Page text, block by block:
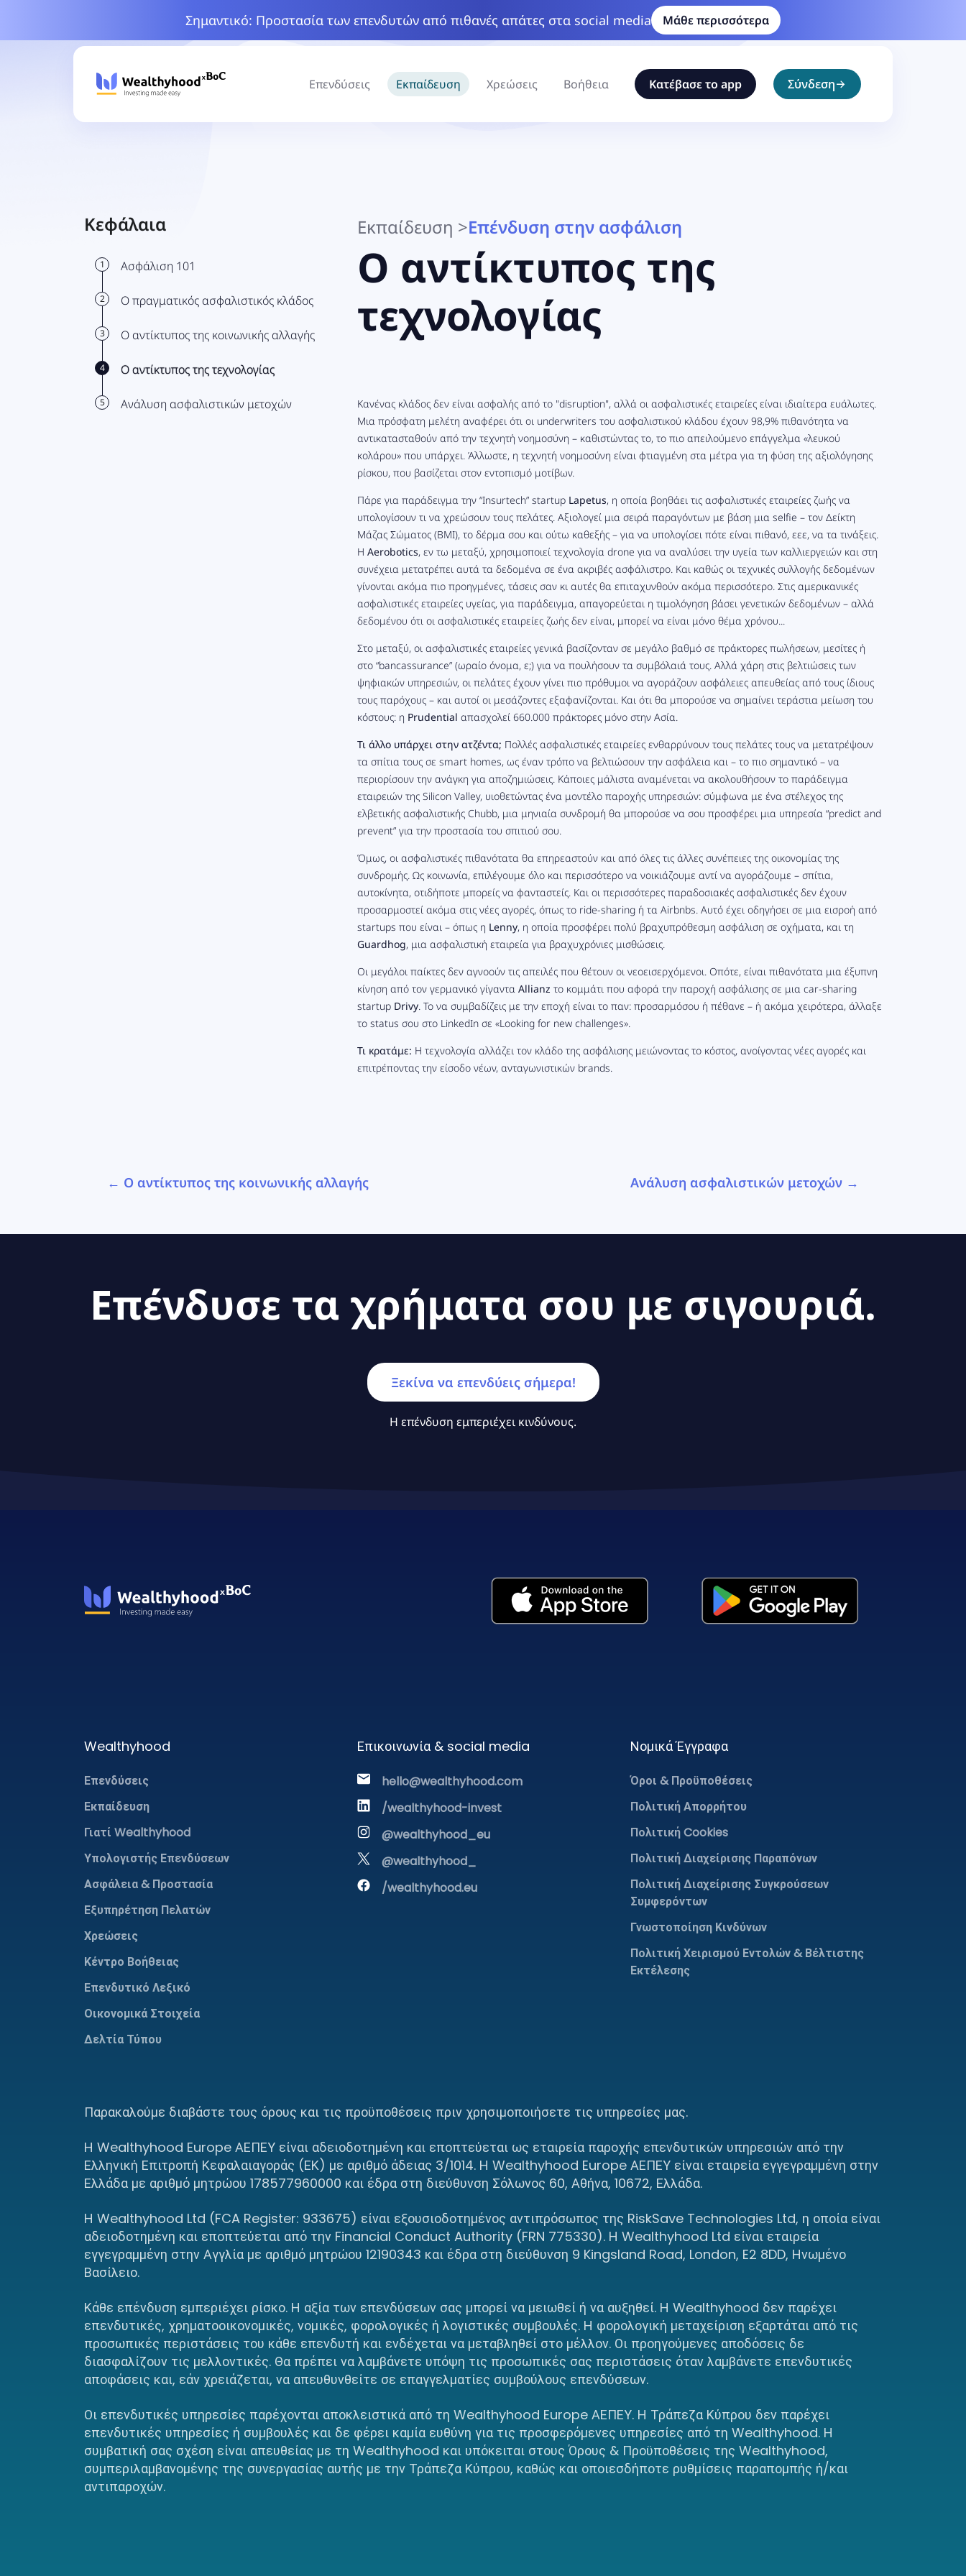
Σημαντικό: Προστασία των επενδυτών από πιθανές απάτες στα social media Μάθε περισσότερα
Επενδύσεις Εκπαίδευση Χρεώσεις Βοήθεια Κατέβασε το app Σύνδεση
Κεφάλαια
1 Ασφάλιση 101
2 Ο πραγματικός ασφαλιστικός κλάδος
3 Ο αντίκτυπος της κοινωνικής αλλαγής
4 Ο αντίκτυπος της τεχνολογίας
5 Ανάλυση ασφαλιστικών μετοχών
Εκπαίδευση >Επένδυση στην ασφάλιση
Ο αντίκτυπος της
τεχνολογίας
Κανένας κλάδος δεν είναι ασφαλής από το "disruption", αλλά οι ασφαλιστικές εταιρείες είναι ιδιαίτερα ευάλωτες.
Μια πρόσφατη μελέτη αναφέρει ότι οι underwriters του ασφαλιστικού κλάδου έχουν 98,9% πιθανότητα να
αντικατασταθούν από την τεχνητή νοημοσύνη – καθιστώντας το, το πιο απειλούμενο επάγγελμα «λευκού
κολάρου» που υπάρχει. Άλλωστε, η τεχνητή νοημοσύνη είναι φτιαγμένη στα μέτρα για τη φύση της αξιολόγησης
ρίσκου, που βασίζεται στον εντοπισμό μοτίβων.
Πάρε για παράδειγμα την “Insurtech” startup Lapetus, η οποία βοηθάει τις ασφαλιστικές εταιρείες ζωής να
υπολογίσουν τι να χρεώσουν τους πελάτες. Αξιολογεί μια σειρά παραγόντων με βάση μια selfie – τον Δείκτη
Μάζας Σώματος (BMI), το δέρμα σου και ούτω καθεξής – για να υπολογίσει πότε είναι πιθανό, εεε, να τα τινάξεις.
Η Aerobotics, εν τω μεταξύ, χρησιμοποιεί τεχνολογία drone για να αναλύσει την υγεία των καλλιεργειών και στη
συνέχεια μετατρέπει αυτά τα δεδομένα σε ένα ακριβές ασφάλιστρο. Και καθώς οι τεχνικές συλλογής δεδομένων
γίνονται ακόμα πιο προηγμένες, τάσεις σαν κι αυτές θα επιταχυνθούν ακόμα περισσότερο. Στις αμερικανικές
ασφαλιστικές εταιρείες υγείας, για παράδειγμα, απαγορεύεται η τιμολόγηση βάσει γενετικών δεδομένων – αλλά
δεδομένου ότι οι ασφαλιστικές εταιρείες ζωής δεν είναι, μπορεί να είναι μόνο θέμα χρόνου...
Στο μεταξύ, οι ασφαλιστικές εταιρείες γενικά βασίζονταν σε μεγάλο βαθμό σε πράκτορες πωλήσεων, μεσίτες ή
στο “bancassurance” (ωραίο όνομα, ε;) για να πουλήσουν τα συμβόλαιά τους. Αλλά χάρη στις βελτιώσεις των
ψηφιακών υπηρεσιών, οι πελάτες έχουν γίνει πιο πρόθυμοι να αγοράζουν ασφάλειες απευθείας από τους ίδιους
τους παρόχους – και αυτοί οι μεσάζοντες εξαφανίζονται. Και ότιθα μπορούσε να σημαίνει τεράστια μείωση του
κόστους: η Prudential απασχολεί 660.000 πράκτορες μόνο στην Ασία.
Τι άλλο υπάρχει στην ατζέντα; Πολλές ασφαλιστικές εταιρείες ενθαρρύνουν τους πελάτες τους να μετατρέψουν
τα σπίτια τους σε smart homes, ως έναν τρόπο να βελτιώσουν την ασφάλεια και – το πιο σημαντικό – να
περιορίσουν την ανάγκη για αποζημιώσεις. Κάποιες μάλιστα αναμένεται να ακολουθήσουν το παράδειγμα
εταιρειών της Silicon Valley, υιοθετώντας ένα μοντέλο παροχής υπηρεσιών: σύμφωνα με ένα στέλεχος της
ελβετικής ασφαλιστικής Chubb, μια μηνιαία συνδρομή θα μπορούσε να σου προσφέρει μια υπηρεσία “predict and
prevent” για την προστασία του σπιτιού σου.
Όμως, οι ασφαλιστικές πιθανότατα θα επηρεαστούν και από όλες τις άλλες συνέπειες της οικονομίας της
συνδρομής. Ως κοινωνία, επιλέγουμε όλο και περισσότερο να νοικιάζουμε αντί να αγοράζουμε – σπίτια,
αυτοκίνητα, οτιδήποτε μπορείς να φανταστείς. Και οι περισσότερες παραδοσιακές ασφαλιστικές δεν έχουν
προσαρμοστεί ακόμα στις νέες αγορές, όπως το ride-sharing ή τα Airbnbs. Αυτό έχει οδηγήσει σε μια εισροή από
startups που είναι– όπως η Lenny, η οποία προσφέρει πολύ βραχυπρόθεσμη ασφάλιση σε οχήματα, και τη
Guardhog, μια ασφαλιστική εταιρεία για βραχυχρόνιες μισθώσεις.
Οι μεγάλοι παίκτες δεν αγνοούν τις απειλές που θέτουν οι νεοεισερχόμενοι. Οπότε, είναι πιθανότατα μια έξυπνη
κίνηση από τον γερμανικό γίγαντα Allianz το κομμάτι που αφορά την παροχή ασφάλισης σε μια car-sharing
startup Drivy. Το να συμβαδίζεις με την εποχή είναι το παν: προσαρμόσου ή πέθανε – ή ακόμα χειρότερα, άλλαξε
το status σου στο LinkedIn σε «Looking for new challenges».
Τι κρατάμε: Η τεχνολογία αλλάζει τον κλάδο της ασφάλισης μειώνοντας το κόστος, ανοίγοντας νέες αγορές και
επιτρέποντας την είσοδο νέων, ανταγωνιστικών brands.
← Ο αντίκτυπος της κοινωνικής αλλαγής Ανάλυση ασφαλιστικών μετοχών →
Επένδυσε τα χρήματα σου με σιγουριά.
Ξεκίνα να επενδύεις σήμερα!
Η επένδυση εμπεριέχει κινδύνους.
Wealthyhood
Επενδύσεις
Εκπαίδευση
Γιατί Wealthyhood
Υπολογιστής Επενδύσεων
Ασφάλεια & Προστασία
Εξυπηρέτηση Πελατών
Χρεώσεις
Κέντρο Βοήθειας
Επενδυτικό Λεξικό
Οικονομικά Στοιχεία
Δελτία Τύπου
Επικοινωνία & social media
hello@wealthyhood.com
/wealthyhood-invest
@wealthyhood_eu
@wealthyhood_
/wealthyhood.eu
Νομικά Έγγραφα
Όροι & Προϋποθέσεις
Πολιτική Απορρήτου
Πολιτική Cookies
Πολιτική Διαχείρισης Παραπόνων
Πολιτική Διαχείρισης Συγκρούσεων
Συμφερόντων
Γνωστοποίηση Κινδύνων
Πολιτική Χειρισμού Εντολών & Βέλτιστης
Εκτέλεσης
Παρακαλούμε διαβάστε τους όρους και τις προϋποθέσεις πριν χρησιμοποιήσετε τις υπηρεσίες μας.
Η Wealthyhood Europe ΑΕΠΕΥ είναι αδειοδοτημένη και εποπτεύεται ως εταιρεία παροχής επενδυτικών υπηρεσιών από την
Ελληνική Επιτροπή Κεφαλαιαγοράς (ΕΚ) με αριθμό άδειας 3/1014. Η Wealthyhood Europe ΑΕΠΕΥ είναι εταιρεία εγγεγραμμένη στην
Ελλάδα με αριθμό μητρώου 178577960000 και έδρα στη διεύθυνση Σόλωνος 60, Αθήνα, 10672, Ελλάδα.
Η Wealthyhood Ltd (FCA Register: 933675) είναι εξουσιοδοτημένος αντιπρόσωπος της RiskSave Technologies Ltd, η οποία είναι
αδειοδοτημένη και εποπτεύεται από την Financial Conduct Authority (FRN 775330). Η Wealthyhood Ltd είναι εταιρεία
εγγεγραμμένη στην Αγγλία με αριθμό μητρώου 12190343 και έδρα στη διεύθυνση 9 Kingsland Road, London, E2 8DD, Ηνωμένο
Βασίλειο.
Κάθε επένδυση εμπεριέχει ρίσκο. Η αξία των επενδύσεων σας μπορεί να μειωθεί ή να αυξηθεί. Η Wealthyhood δεν παρέχει
επενδυτικές, χρηματοοικονομικές, νομικές, φορολογικές ή λογιστικές συμβουλές. Η φορολογική μεταχείριση εξαρτάται από τις
προσωπικές περιστάσεις του κάθε επενδυτή και ενδέχεται να μεταβληθεί στο μέλλον. Οι προηγούμενες αποδόσεις δε
διασφαλίζουν τις μελλοντικές. Θα πρέπει να λαμβάνετε υπόψη τις προσωπικές σας περιστάσεις όταν λαμβάνετε επενδυτικές
αποφάσεις και, εάν χρειάζεται, να απευθυνθείτε σε επαγγελματίες συμβούλους επενδύσεων.
Οι επενδυτικές υπηρεσίες παρέχονται αποκλειστικά από τη Wealthyhood Europe ΑΕΠΕΥ. Η Τράπεζα Κύπρου δεν παρέχει
επενδυτικές υπηρεσίες ή συμβουλές και δε φέρει καμία ευθύνη για τις προσφερόμενες υπηρεσίες από τη Wealthyhood. Η
συμβατική σας σχέση είναι απευθείας με τη Wealthyhood και υπόκειται στους Όρους & Προϋποθέσεις της Wealthyhood,
συμπεριλαμβανομένης της συνεργασίας αυτής με την Τράπεζα Κύπρου, καθώς και οποιεσδήποτε ρυθμίσεις παραπομπής ή/και
αντιπαροχών.